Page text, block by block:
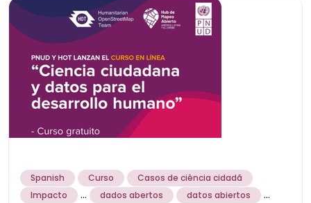
Spanish Curso
Casos de ciência cidadã
Impacto
... dados abertos datos abiertos ...